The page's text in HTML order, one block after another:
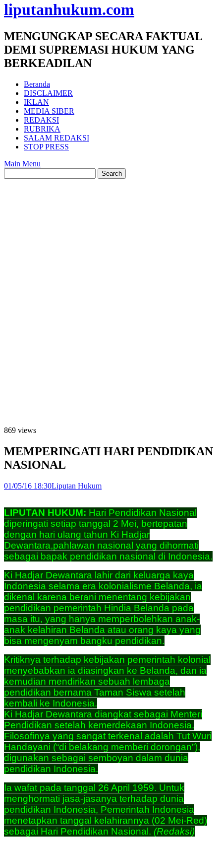
liputanhukum.com
MENGUNGKAP SECARA FAKTUAL
DEMI SUPREMASI HUKUM YANG
BERKEADILAN
Beranda
DISCLAIMER
IKLAN
MEDIA SIBER
REDAKSI
RUBRIKA
SALAM REDAKSI
STOP PRESS
Main Menu
869 views
MEMPERINGATI HARI PENDIDIKAN
NASIONAL
01/05/16 18:30Liputan Hukum
LIPUTAN HUKUM: Hari Pendidikan Nasional
diperingati setiap tanggal 2 Mei, bertepatan
dengan hari ulang tahun Ki Hadjar
Dewantara,pahlawan nasional yang dihormati
sebagai bapak pendidikan nasional di Indonesia.
Ki Hadjar Dewantara lahir dari keluarga kaya
Indonesia selama era kolonialisme Belanda, ia
dikenal karena berani menentang kebijakan
pendidikan pemerintah Hindia Belanda pada
masa itu, yang hanya memperbolehkan anak-
anak kelahiran Belanda atau orang kaya yang
bisa mengenyam bangku pendidikan.
Kritiknya terhadap kebijakan pemerintah kolonial
menyebabkan ia diasingkan ke Belanda, dan ia
kemudian mendirikan sebuah lembaga
pendidikan bernama Taman Siswa setelah
kembali ke Indonesia.
Ki Hadjar Dewantara diangkat sebagai Menteri
Pendidikan setelah kemerdekaan Indonesia.
Filosofinya yang sangat terkenal adalah Tut Wuri
Handayani (“di belakang memberi dorongan”),
digunakan sebagai semboyan dalam dunia
pendidikan Indonesia.
Ia wafat pada tanggal 26 April 1959. Untuk
menghormati jasa-jasanya terhadap dunia
pendidikan Indonesia, Pemerintah Indonesia
menetapkan tanggal kelahirannya (02 Mei-Red)
sebagai Hari Pendidikan Nasional. (Redaksi)